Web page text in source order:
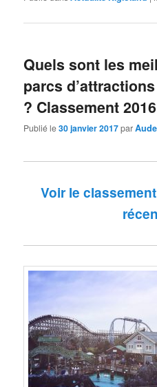
Quels sont les
parcs
? Classement 2016
Publié le30 janvier 2017parAude
Voir le